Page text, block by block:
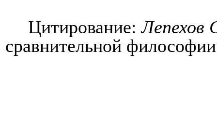
Цитирование:
сравнительной философии